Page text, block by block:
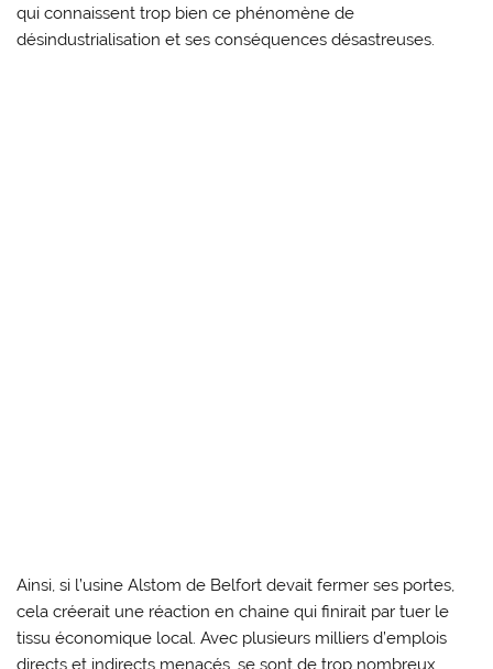
qui connaissent trop bien ce phénomène de
désindustrialisation et ses conséquences désastreuses.
Ainsi, si l’usine Alstom de Belfort devait fermer ses portes,
cela créerait une réaction en chaine qui finirait par tuer le
tissu économique local. Avec plusieurs milliers d’emplois
directs et indirects menacés, se sont de trop nombreux